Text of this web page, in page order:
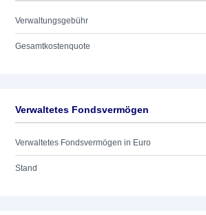
Verwaltungsgebühr
Gesamtkostenquote
Verwaltetes Fondsvermögen
Verwaltetes Fondsvermögen in Euro
Stand